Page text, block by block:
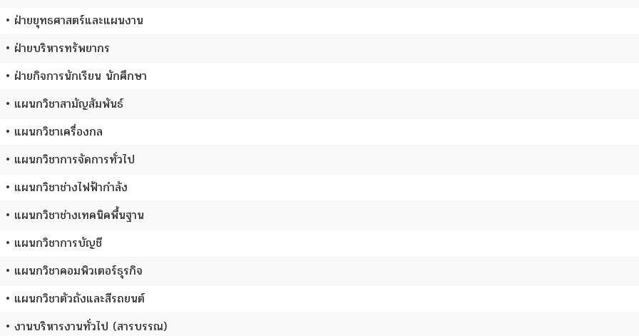
• ฝ่ายยุทธศาสตร์และแผนงาน
• ฝ่ายบริหารทรัพยากร
• ฝ่ายกิจการนักเรียน นักศึกษา
• แผนกวิชาสามัญสัมพันธ์
• แผนกวิชาเครื่องกล
• แผนกวิชาการจัดการทั่วไป
• แผนกวิชาช่างไฟฟ้ากำลัง
• แผนกวิชาช่างเทคนิคพื้นฐาน
• แผนกวิชาการบัญชี
• แผนกวิชาคอมพิวเตอร์ธุรกิจ
• แผนกวิชาตัวถังและสีรถยนต์
• งานบริหารงานทั่วไป (สารบรรณ)